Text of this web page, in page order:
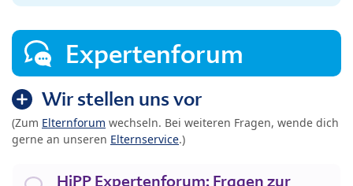
Expertenforum
Wir stellen uns vor
(Zum Elternforum wechseln. Bei weiteren Fragen, wende dich
gerne an unseren Elternservice.)
HiPP Expertenforum: Fragen zur